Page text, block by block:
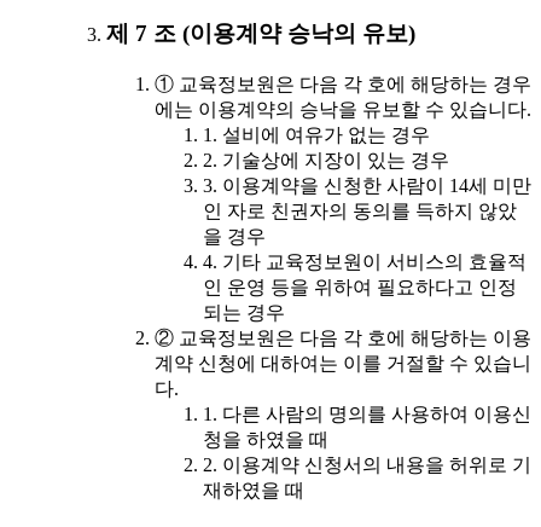
제 7 조 (이용계약 승낙의 유보)
① 교육정보원은 다음 각 호에 해당하는 경우
에는 이용계약의 승낙을 유보할 수 있습니다.
1. 설비에 여유가 없는 경우
2. 기술상에 지장이 있는 경우
3. 이용계약을 신청한 사람이 14세 미만
인 자로 친권자의 동의를 득하지 않았
을 경우
4. 기타 교육정보원이 서비스의 효율적
인 운영 등을 위하여 필요하다고 인정
되는 경우
② 교육정보원은 다음 각 호에 해당하는 이용
계약 신청에 대하여는 이를 거절할 수 있습니
다.
1. 다른 사람의 명의를 사용하여 이용신
청을 하였을 때
2. 이용계약 신청서의 내용을 허위로 기
재하였을 때